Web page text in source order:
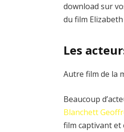
download sur
du film
Les
Autre film de la
Beaucoup
Blanchett
film captivant et